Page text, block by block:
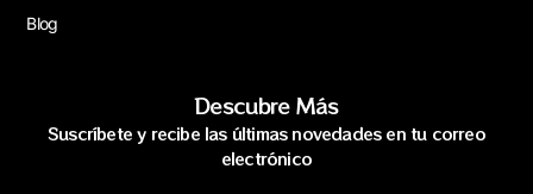
Blog
Descubre Más
Suscríbete y recibe las últimas novedades en tu correo
electrónico